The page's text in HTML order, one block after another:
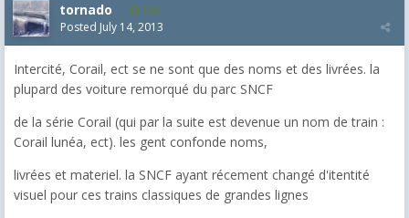
tornado 116
Posted July 14, 2013
Intercité, Corail, ect se ne sont que des noms et des livrées. la
plupard des voiture remorqué du parc SNCF
de la série Corail (qui par la suite est devenue un nom de train :
Corail lunéa, ect). les gent confonde noms,
livrées et materiel. la SNCF ayant récement changé d'itentité
visuel pour ces trains classiques de grandes lignes